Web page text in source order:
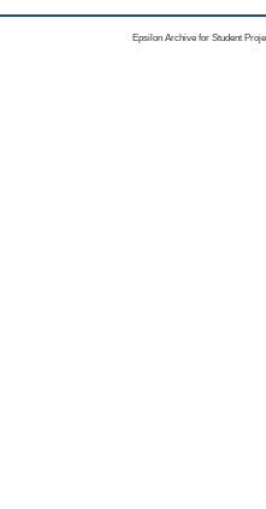
Epsilon Archive for Student